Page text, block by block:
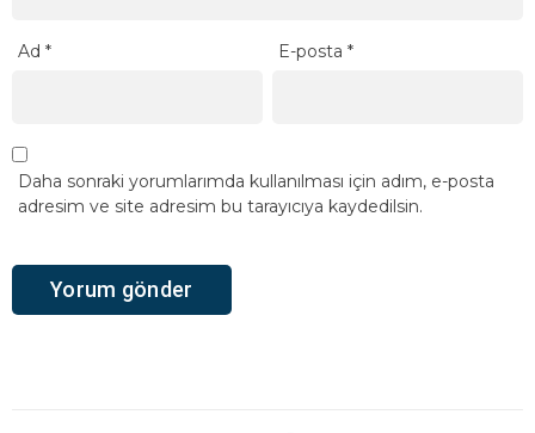
Ad * E-posta*
Daha sonraki yorumlarımda kullanılması için adım, e-posta
adresim ve site adresim bu tarayıcıya kaydedilsin.